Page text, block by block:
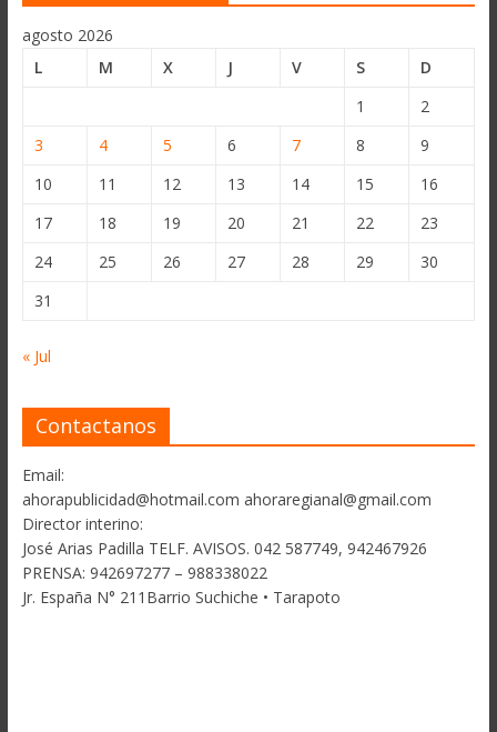
agosto 2026
L
M X J V S
D
1
2
3
4 5 6 7 8
9
10
11 12 13 14 15
16
17
18 19 20 21 22
23
24
25 26 27 28 29
30
31
« Jul
Contactanos
Email:
ahorapublicidad@hotmail.com ahoraregianal@gmail.com
Director interino:
José Arias Padilla TELF. AVISOS. 042 587749, 942467926
PRENSA: 942697277 – 988338022
Jr. España N° 211Barrio Suchiche • Tarapoto